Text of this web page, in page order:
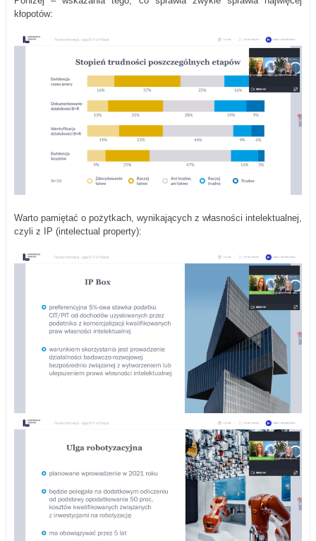
kłopotów:
Warto pamiętać o pożytkach, wynikających z własności intelektualnej,
czyli z IP (intelectual property):